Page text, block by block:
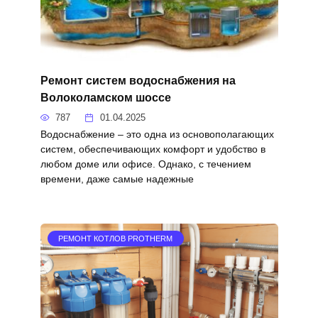
Ремонт систем водоснабжения на
Волоколамском шоссе
787 01.04.2025
Водоснабжение – это одна из основополагающих
систем, обеспечивающих комфорт и удобство в
любом доме или офисе. Однако, с течением
времени, даже самые надежные
РЕМОНТ КОТЛОВ PROTHERM